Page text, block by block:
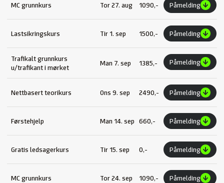
MC grunnkurs Tor 27. aug 1090,- Påmelding
Lastsikringskurs Tir 1. sep 1500,- Påmelding
Trafikalt grunnkurs
u/trafikant i mørket
Man 7. sep 1385,- Påmelding
Nettbasert teorikurs Ons 9. sep 2490,- Påmelding
Førstehjelp Man 14. sep 660,- Påmelding
Gratis ledsagerkurs Tir 15. sep 0,- Påmelding
MC grunnkurs Tor 24. sep 1090,- Påmelding